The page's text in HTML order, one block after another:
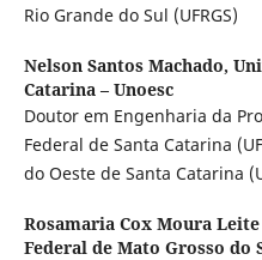
Rio Grande do Sul (UFRGS)
Nelson Santos Machado,
Catarina – Unoesc
Doutor em Engenharia da
Federal de Santa Catarina
do Oeste de Santa Catarina
Rosamaria Cox Moura
Federal de Mato Grosso do